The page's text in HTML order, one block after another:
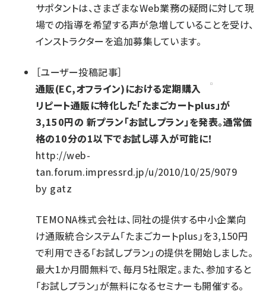
サポタントは、さまざまなWeb業務の疑問に対して現
場での指導を希望する声が急増していることを受け、
インストラクターを追加募集しています。
［ユーザー投稿記事］
通販(EC,オフライン)における定期購入
リピート通販に特化した「たまごカートplus」が
3,150円の 新プラン「お試しプラン」を発表。通常価
格の10分の1以下でお試し導入が可能に！
http://web-
tan.forum.impressrd.jp/u/2010/10/25/9079
by gatz
TEMONA株式会社は、同社の提供する中小企業向
け通販統合システム「たまごカートplus」を3,150円
で利用できる「お試しプラン」の提供を開始しました。
最大1か月間無料で、毎月5社限定。また、参加すると
「お試しプラン」が無料になるセミナーも開催する。